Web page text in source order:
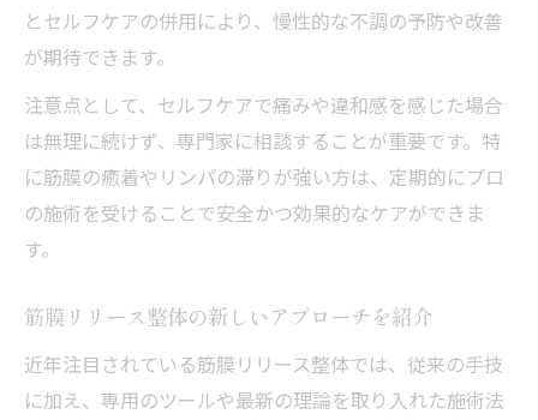
とセルフケアの併用により、慢性的な不調の予防や改善
が期待できます。
注意点として、セルフケアで痛みや違和感を感じた場合
は無理に続けず、専門家に相談することが重要です。特
に筋膜の癒着やリンパの滞りが強い方は、定期的にプロ
の施術を受けることで安全かつ効果的なケアができま
す。
筋膜リリース整体の新しいアプローチを紹介
近年注目されている筋膜リリース整体では、従来の手技
に加え、専用のツールや最新の理論を取り入れた施術法